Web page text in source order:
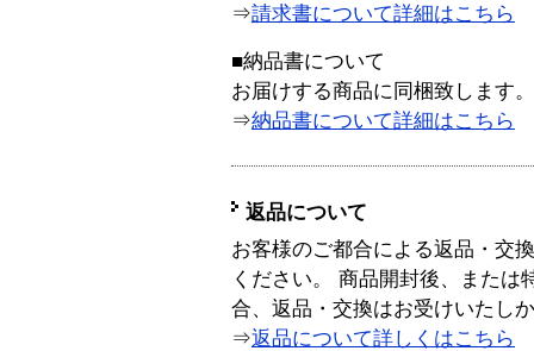
⇒請求書について詳細はこちら
■納品書について
お届けする商品に同梱致します。
⇒納品書について詳細はこちら
返品について
お客様のご都合による返品・交
ください。 商品開封後、または
合、返品・交換はお受けいたし
⇒返品について詳しくはこちら